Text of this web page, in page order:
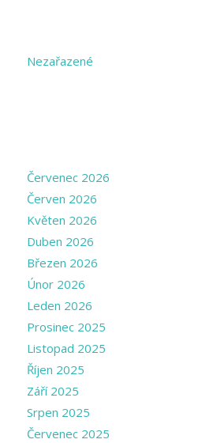
Nezařazené
Červenec 2026
Červen 2026
Květen 2026
Duben 2026
Březen 2026
Únor 2026
Leden 2026
Prosinec 2025
Listopad 2025
Říjen 2025
Září 2025
Srpen 2025
Červenec 2025